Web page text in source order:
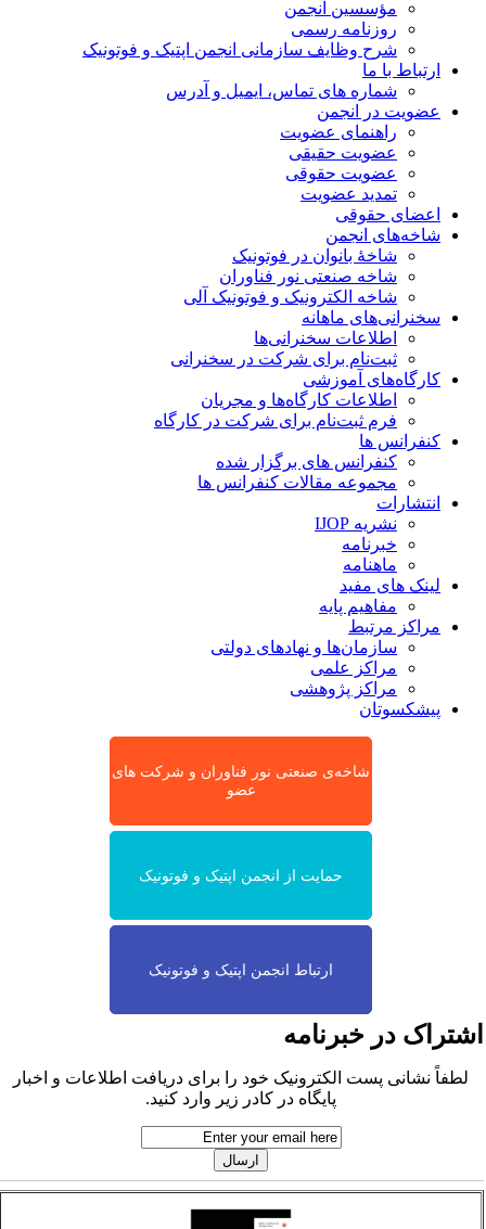
مؤسسین انجمن
روزنامه رسمی
شرح وظایف سازمانی انجمن اپتیک و فوتونیک
ارتباط با ما
شماره های تماس، ایمیل و آدرس
عضویت در انجمن
راهنمای عضویت
عضویت حقیقی
عضویت حقوقی
تمدید عضویت
اعضای حقوقی
شاخه‌های انجمن
شاخۀ بانوان در فوتونیک
شاخه صنعتی نور فناوران
شاخه‌ الکترونیک و فوتونیک آلی
سخنرانی‌های ماهانه
اطلاعات سخنرانی‌‌ها
ثبت‌نام برای شرکت در سخنرانی
کارگاه‌های آموزشی
اطلاعات کارگاه‌ها و مجریان
فرم ثبت‌نام برای شرکت در کارگاه
کنفرانس ها
کنفرانس های برگزار شده
مجموعه مقالات کنفرانس ها
انتشارات
نشریه IJOP
خبرنامه
ماهنامه
لینک های مفید
مفاهیم پایه
مراکز مرتبط
سازمان‌ها و نهادهای دولتی
مراکز علمی
مراکز پژوهشی
پیشکسوتان
شاخه‌ی صنعتی نور فناوران و شرکت های
عضو
حمایت از انجمن اپتیک و فوتونیک
ارتباط انجمن اپتیک و فوتونیک
در خبرنامه
لطفاً نشانی پست الکترونیک خود را برای دریافت اطلاعات و اخبار
پایگاه در کادر زیر وارد کنید.